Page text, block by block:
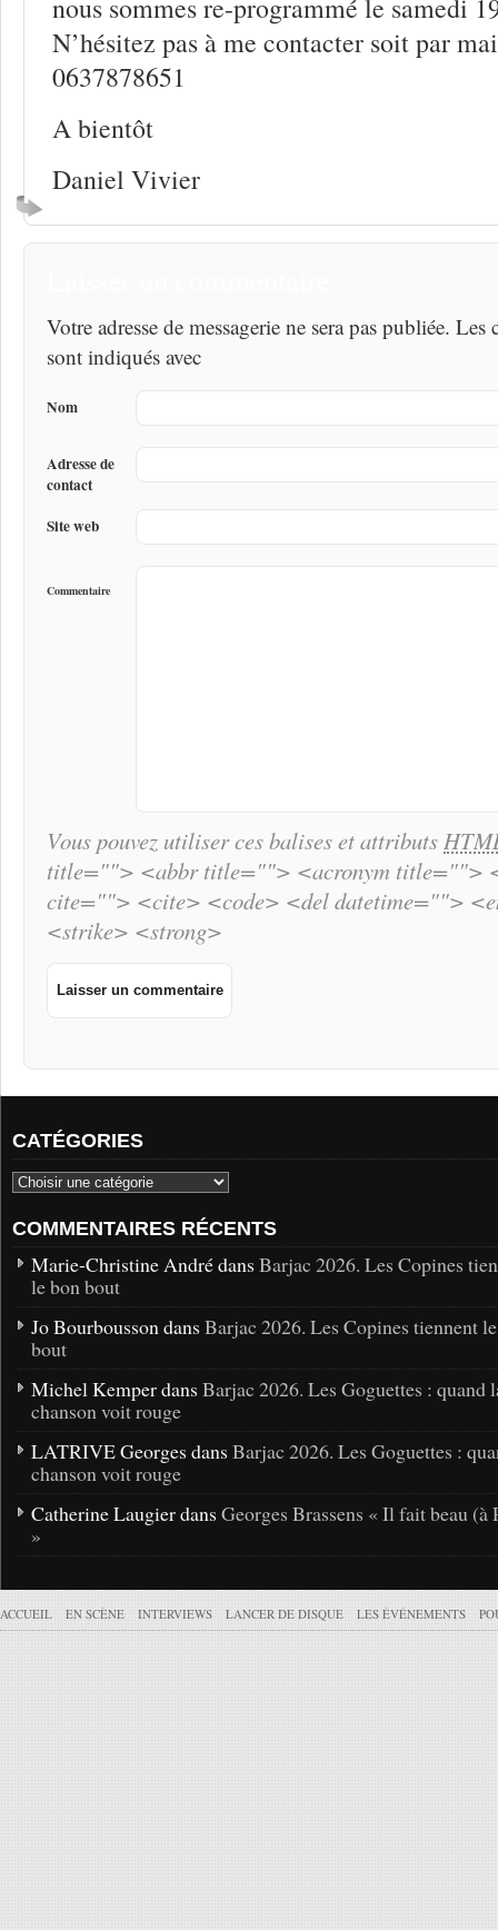
nous sommes re-programmé le samedi
N’hésitez pas à me contacter soit par
0637878651
A bientôt
Daniel Vivier
Votre adresse de messagerie ne sera pas publiée.
sont indiqués avec
Nom
Adresse de
contact
Site web
Commentaire
Vous pouvez utiliser ces balises et attributs
title=""> <abbr title=""> <acronym title="">
cite=""> <cite> <code> <del datetime="">
<strike> <strong>
CATÉGORIES
COMMENTAIRES RÉCENTS
Marie-Christine André dans Barjac 2026. Les Copines
le bon bout
Jo Bourbousson dans Barjac 2026. Les Copines tiennent
bout
Michel Kemper dans Barjac 2026. Les Goguettes : quand
chanson voit rouge
LATRIVE Georges dans Barjac 2026. Les Goguettes :
chanson voit rouge
Catherine Laugier dans Georges Brassens « Il fait beau (à
»
ACCUEIL EN SCÈNE INTERVIEWS LANCER DE DISQUE LES ÉVÉNEMENTS